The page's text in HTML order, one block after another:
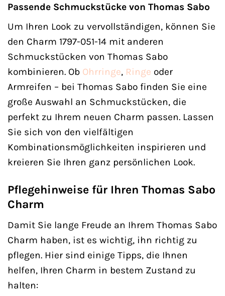
Passende Schmuckstücke von Thomas Sabo
Um Ihren Look zu vervollständigen, können Sie
den Charm 1797-051-14 mit anderen
Schmuckstücken von Thomas Sabo
kombinieren. Ob Ohrringe, Ringe oder
Armreifen – bei Thomas Sabo finden Sie eine
große Auswahl an Schmuckstücken, die
perfekt zu Ihrem neuen Charm passen. Lassen
Sie sich von den vielfältigen
Kombinationsmöglichkeiten inspirieren und
kreieren Sie Ihren ganz persönlichen Look.
Pflegehinweise für Ihren Thomas Sabo
Charm
Damit Sie lange Freude an Ihrem Thomas Sabo
Charm haben, ist es wichtig, ihn richtig zu
pflegen. Hier sind einige Tipps, die Ihnen
helfen, Ihren Charm in bestem Zustand zu
halten: